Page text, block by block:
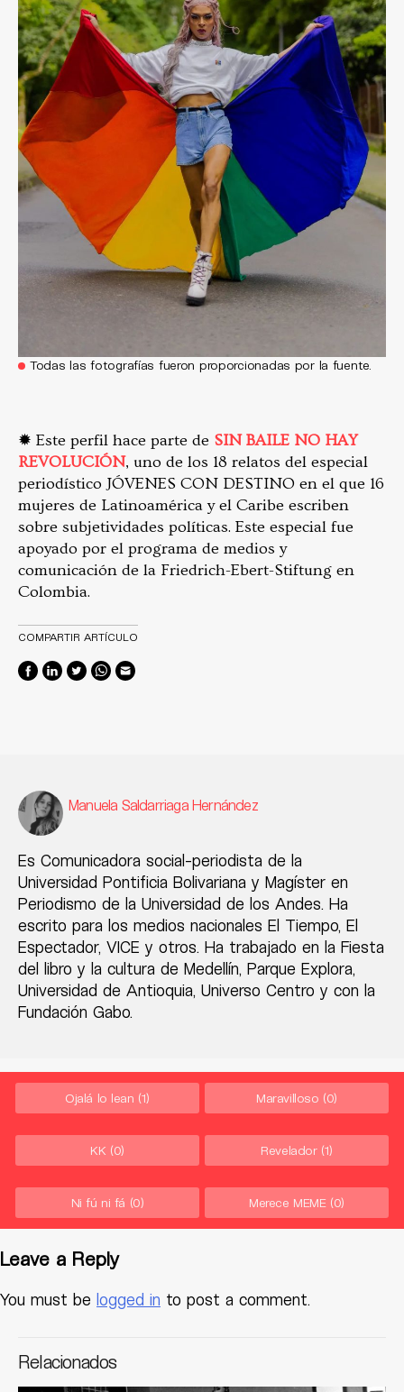
Todas las fotografías fueron proporcionadas por la fuente.
✹ Este perfil hace parte de SIN BAILE NO HAY
REVOLUCIÓN, uno de los 18 relatos del especial
periodístico JÓVENES CON DESTINO en el que 16
mujeres de Latinoamérica y el Caribe escriben
sobre subjetividades políticas. Este especial fue
apoyado por el programa de medios y
comunicación de la Friedrich-Ebert-Stiftung en
Colombia.
COMPARTIR ARTÍCULO
Manuela Saldarriaga Hernández
Es Comunicadora social-periodista de la
Universidad Pontificia Bolivariana y Magíster en
Periodismo de la Universidad de los Andes. Ha
escrito para los medios nacionales El Tiempo, El
Espectador, VICE y otros. Ha trabajado en la Fiesta
del libro y la cultura de Medellín, Parque Explora,
Universidad de Antioquia, Universo Centro y con la
Fundación Gabo.
Ojalá lo lean (1) Maravilloso (0)
KK (0) Revelador (1)
Ni fú ni fá (0) Merece MEME (0)
Leave a Reply
You must be logged in to post a comment.
Relacionados